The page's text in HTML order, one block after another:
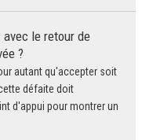
avec le retour de
?
autant qu'accepter soit
défaite doit
d'appui pour montrer un